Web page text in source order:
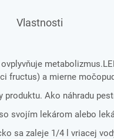
Vlastnosti
fructus) a mierne
Ako náhradu
svojím lekárom alebo
sa zaleje 1/4 l vriacej